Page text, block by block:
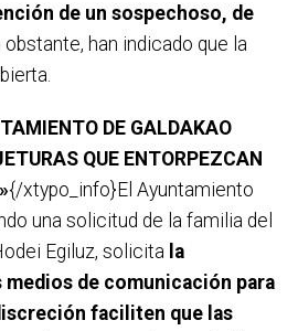
de un sospechoso, de
obstante, han indicado que la
DE GALDAKAO
QUE ENTORPEZCAN
{/xtypo_info}El Ayuntamiento
una solicitud de la familia del
Egiluz, solicita la
de comunicación para
faciliten que las